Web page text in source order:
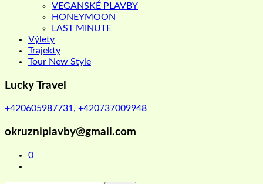
VEGANSKÉ PLAVBY
HONEYMOON
LAST MINUTE
Výlety
Trajekty
Tour New Style
Lucky Travel
+420605987731, +420737009948
okruzniplavby@gmail.com
0